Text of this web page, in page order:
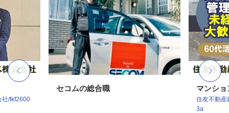
社/tkf2600
セコムの総合職 マンシ
住友不動産
3a